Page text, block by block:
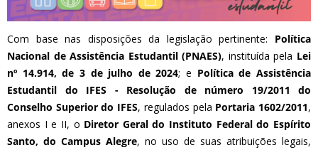
Com base nas disposições da legislação pertinente: Política
Nacional de Assistência Estudantil (PNAES), instituída pela Lei
nº 14.914, de 3 de julho de 2024; e Política de Assistência
Estudantil do IFES - Resolução de número 19/2011 do
Conselho Superior do IFES, regulados pela Portaria 1602/2011,
anexos I e II, o Diretor Geral do Instituto Federal do Espírito
Santo, do Campus Alegre, no uso de suas atribuições legais,